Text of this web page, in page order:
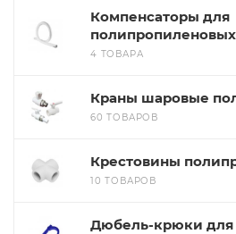
Компенсаторы для
4 ТОВАРА
Краны шаровые
60 ТОВАРОВ
Крестовины
10 ТОВАРОВ
Дюбель-крюки для